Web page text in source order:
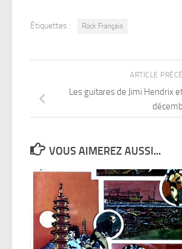
Étiquettes : Rock Français
ARTICLE
Les guitares de Jimi Hendrix
VOUS AIMEREZ AUSSI...